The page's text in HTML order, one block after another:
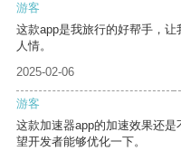
游客
这款app是我旅行的好帮手，
人情。
2025-02-06
游客
这款加速器app的加速效果还
望开发者能够优化一下。